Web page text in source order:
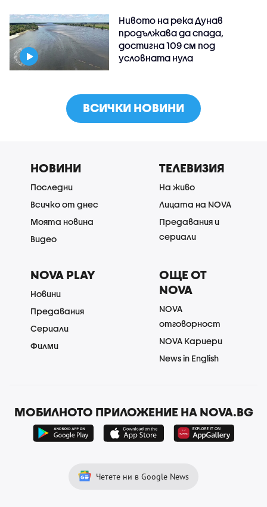
Нивото на река Дунав
продължава да спада,
достигна 109 см под
условната нула
ВСИЧКИ НОВИНИ
НОВИНИ
Последни
Всичко от днес
Моята новина
Видео
ТЕЛЕВИЗИЯ
На живо
Лицата на NOVA
Предавания и
сериали
NOVA PLAY
Новини
Предавания
Сериали
Филми
ОЩЕ ОТ
NOVA
NOVA
отговорност
NOVA Кариери
News in English
МОБИЛНОТО ПРИЛОЖЕНИЕ НА NOVA.BG
Четете ни в Google News